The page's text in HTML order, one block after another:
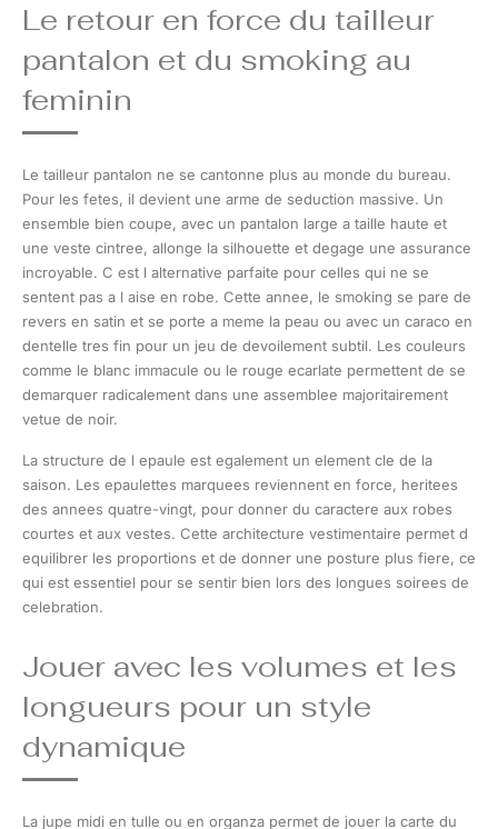
Le retour en force du tailleur
pantalon et du smoking au
feminin
Le tailleur pantalon ne se cantonne plus au monde du bureau.
Pour les fetes, il devient une arme de seduction massive. Un
ensemble bien coupe, avec un pantalon large a taille haute et
une veste cintree, allonge la silhouette et degage une assurance
incroyable. C est l alternative parfaite pour celles qui ne se
sentent pas a l aise en robe. Cette annee, le smoking se pare de
revers en satin et se porte a meme la peau ou avec un caraco en
dentelle tres fin pour un jeu de devoilement subtil. Les couleurs
comme le blanc immacule ou le rouge ecarlate permettent de se
demarquer radicalement dans une assemblee majoritairement
vetue de noir.
La structure de l epaule est egalement un element cle de la
saison. Les epaulettes marquees reviennent en force, heritees
des annees quatre-vingt, pour donner du caractere aux robes
courtes et aux vestes. Cette architecture vestimentaire permet d
equilibrer les proportions et de donner une posture plus fiere, ce
qui est essentiel pour se sentir bien lors des longues soirees de
celebration.
Jouer avec les volumes et les
longueurs pour un style
dynamique
La jupe midi en tulle ou en organza permet de jouer la carte du